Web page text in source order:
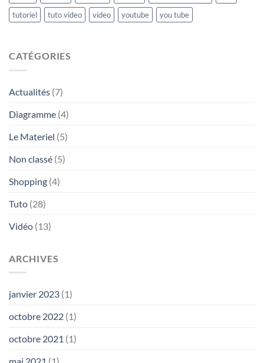
tutoriel
tuto video video youtube you tube
CATÉGORIES
Actualités (7)
Diagramme (4)
Le Materiel (5)
Non classé (5)
Shopping (4)
Tuto (28)
Vidéo (13)
ARCHIVES
janvier 2023 (1)
octobre 2022 (1)
octobre 2021 (1)